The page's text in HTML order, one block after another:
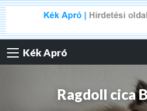
Kék Apró
Ragdoll cica